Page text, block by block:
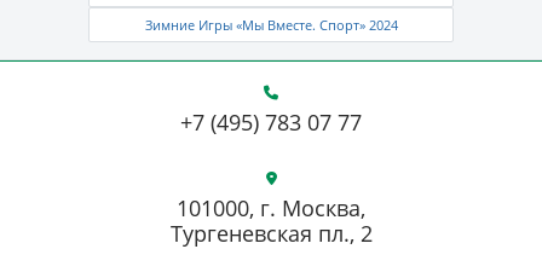
Зимние Игры «Мы Вместе. Спорт» 2024
+7 (495) 783 07 77
101000, г. Москва,
Тургеневская пл., 2